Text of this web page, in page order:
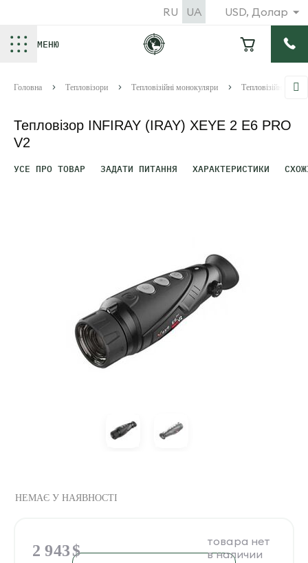
USD, Долар
RU UA
МЕНЮ
Головна Тепловізори Тепловізійні монокуляри Тепловізійні
Тепловізор INFIRAY (IRAY) XEYE 2 E6 PRO
V2
УСЕ ПРО ТОВАР ЗАДАТИ ПИТАННЯ ХАРАКТЕРИСТИКИ
НЕМАЄ У НАЯВНОСТІ
2 943$